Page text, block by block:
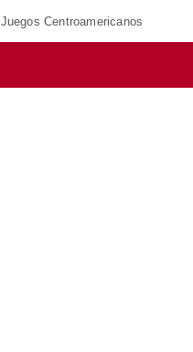
Juegos Centroamericanos